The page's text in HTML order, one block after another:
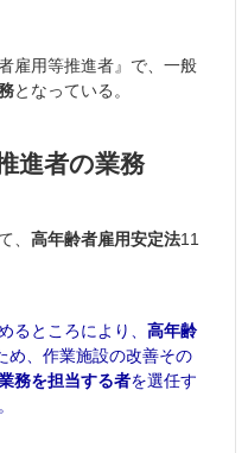
雇用等推進者』で、一般
となっている。
進者の業務
、 高年齢者雇用安定法11
ところにより、 高年齢
め、作業施設の改善その
務を担当する者を選任す